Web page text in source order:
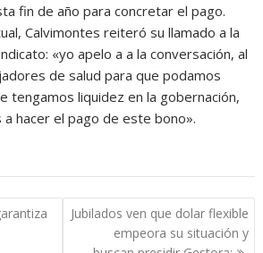
fin de año para concretar el pago.
Calvimontes reiteró su llamado a la
«yo apelo a a la conversación, al
de salud para que podamos
tengamos liquidez en la gobernación,
hacer el pago de este bono».
Jubilados ven que dolar flexible
empeora su situación y